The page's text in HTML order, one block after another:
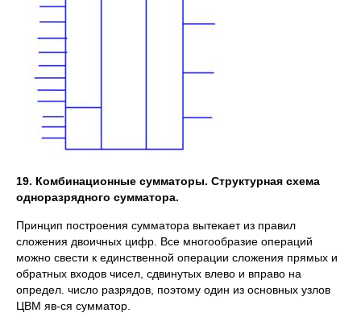
19. Комбинационные сумматоры. Структурная схема
одноразрядного сумматора.
Принцип построения сумматора вытекает из правил
сложения двоичных цифр. Все многообразие операций
можно свести к единственной операции сложения прямых и
обратных входов чисел, сдвинутых влево и вправо на
определ. число разрядов, поэтому один из основных узлов
ЦВМ яв-ся сумматор.